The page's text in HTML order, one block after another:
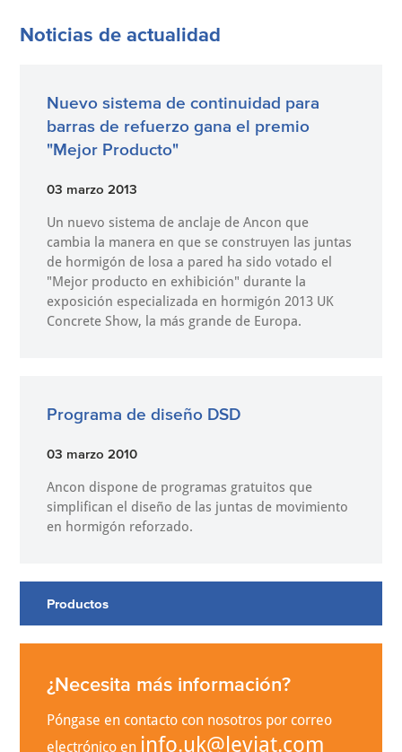
Noticias de actualidad
Nuevo sistema de continuidad para
barras de refuerzo gana el premio
"Mejor Producto"
03 marzo 2013
Un nuevo sistema de anclaje de Ancon que
cambia la manera en que se construyen las juntas
de hormigón de losa a pared ha sido votado el
"Mejor producto en exhibición" durante la
exposición especializada en hormigón 2013 UK
Concrete Show, la más grande de Europa.
Programa de diseño DSD
03 marzo 2010
Ancon dispone de programas gratuitos que
simplifican el diseño de las juntas de movimiento
en hormigón reforzado.
Productos
¿Necesita más información?
Póngase en contacto con nosotros por correo
electrónico en info.uk@leviat.com